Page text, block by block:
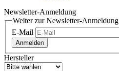
Newsletter-Anmeldung
Weiter zur Newsletter-Anmeldung
E-Mail
Anmelden
Hersteller